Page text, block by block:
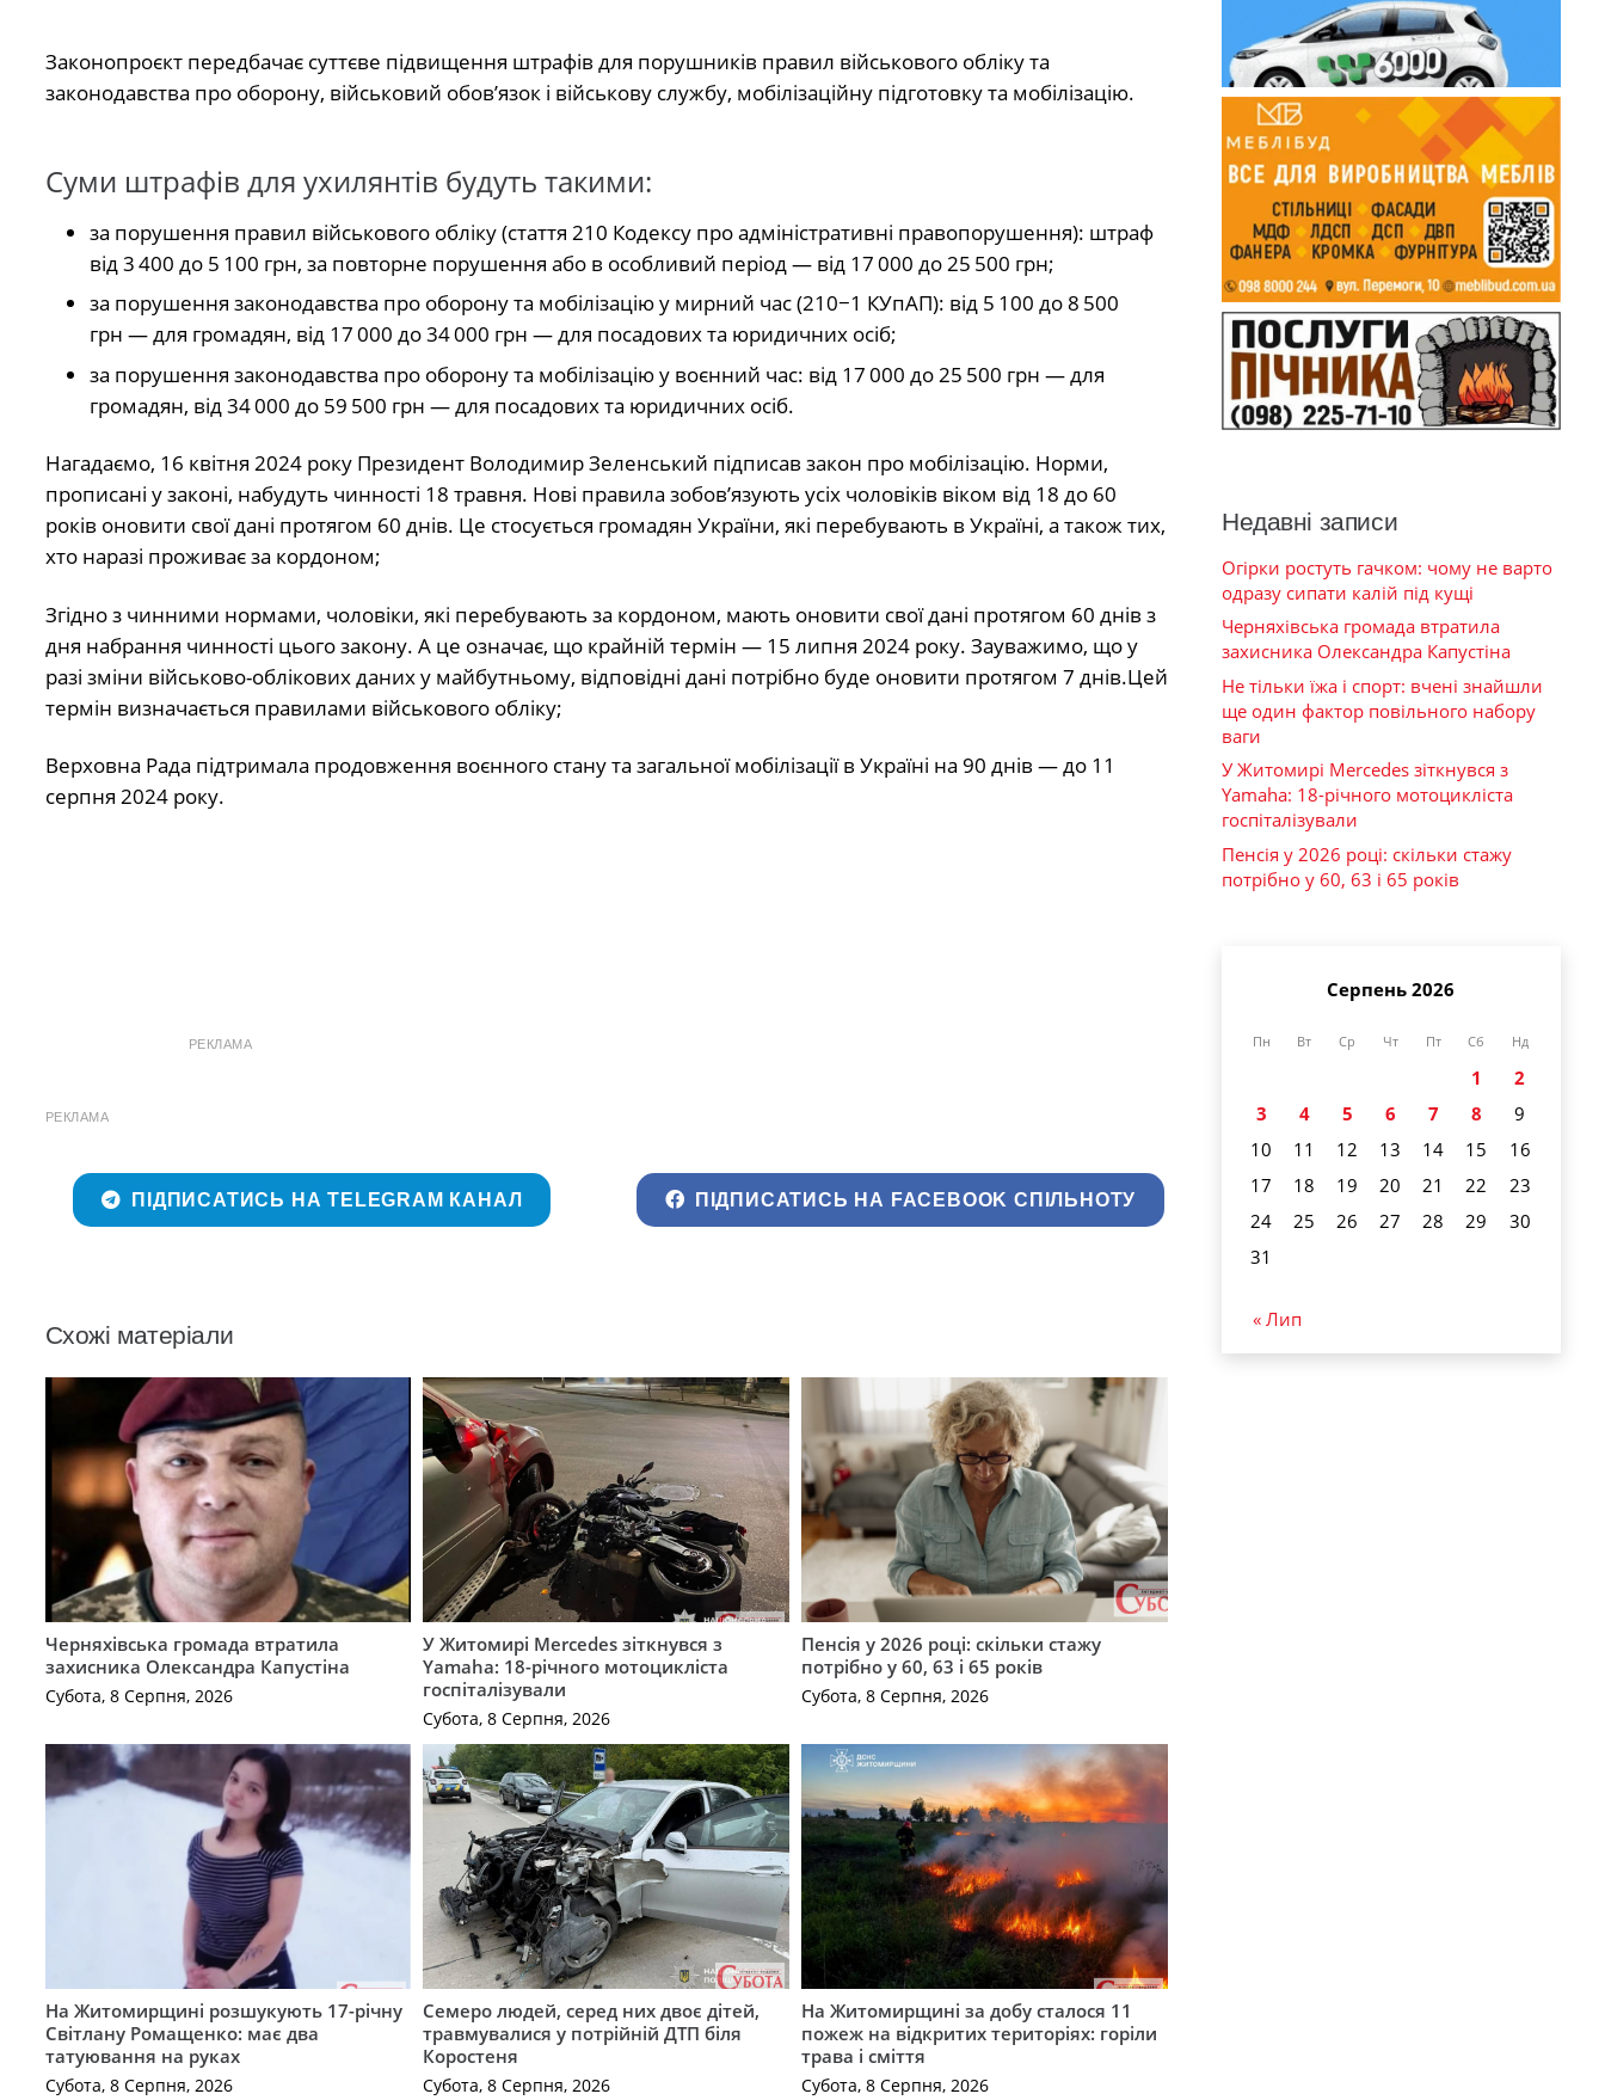
Законопроєкт передбачає суттєве підвищення штрафів для порушників правил військового обліку та
законодавства про оборону, військовий обов’язок і військову службу, мобілізаційну підготовку та мобілізацію.
Суми штрафів для ухилянтів будуть такими:
за порушення правил військового обліку (стаття 210 Кодексу про адміністративні правопорушення): штраф
від 3 400 до 5 100 грн, за повторне порушення або в особливий період — від 17 000 до 25 500 грн;
за порушення законодавства про оборону та мобілізацію у мирний час (210−1 КУпАП): від 5 100 до 8 500
грн — для громадян, від 17 000 до 34 000 грн — для посадових та юридичних осіб;
за порушення законодавства про оборону та мобілізацію у воєнний час: від 17 000 до 25 500 грн — для
громадян, від 34 000 до 59 500 грн — для посадових та юридичних осіб.
Нагадаємо, 16 квітня 2024 року Президент Володимир Зеленський підписав закон про мобілізацію. Норми,
прописані у законі, набудуть чинності 18 травня. Нові правила зобов’язують усіх чоловіків віком від 18 до 60
років оновити свої дані протягом 60 днів. Це стосується громадян України, які перебувають в Україні, а також тих,
хто наразі проживає за кордоном;
Згідно з чинними нормами, чоловіки, які перебувають за кордоном, мають оновити свої дані протягом 60 днів з
дня набрання чинності цього закону. А це означає, що крайній термін — 15 липня 2024 року. Зауважимо, що у
разі зміни військово-облікових даних у майбутньому, відповідні дані потрібно буде оновити протягом 7 днів.Цей
термін визначається правилами військового обліку;
Верховна Рада підтримала продовження воєнного стану та загальної мобілізації в Україні на 90 днів — до 11
серпня 2024 року.
РЕКЛАМА
РЕКЛАМА
ПІДПИСАТИСЬ НА TELEGRAM КАНАЛ ПІДПИСАТИСЬ НА FACEBOOK СПІЛЬНОТУ
Схожі матеріали
Черняхівська громада втратила
захисника Олександра Капустіна
Субота, 8 Серпня, 2026
У Житомирі Mercedes зіткнувся з
Yamaha: 18-річного мотоцикліста
госпіталізували
Субота, 8 Серпня, 2026
Пенсія у 2026 році: скільки стажу
потрібно у 60, 63 і 65 років
Субота, 8 Серпня, 2026
На Житомирщині розшукують 17-річну
Світлану Ромащенко: має два
татуювання на руках
Субота, 8 Серпня, 2026
Семеро людей, серед них двоє дітей,
травмувалися у потрійній ДТП біля
Коростеня
Субота, 8 Серпня, 2026
На Житомирщині за добу сталося 11
пожеж на відкритих територіях: горіли
трава і сміття
Субота, 8 Серпня, 2026
Недавні записи
Огірки ростуть гачком: чому не варто
одразу сипати калій під кущі
Черняхівська громада втратила
захисника Олександра Капустіна
Не тільки їжа і спорт: вчені знайшли
ще один фактор повільного набору
ваги
У Житомирі Mercedes зіткнувся з
Yamaha: 18-річного мотоцикліста
госпіталізували
Пенсія у 2026 році: скільки стажу
потрібно у 60, 63 і 65 років
Серпень 2026
Пн Вт Ср Чт Пт Сб Нд
1
2
3
4 5 6 7 8
9
10
11 12 13 14 15
16
17
18 19 20 21 22
23
24
25 26 27 28 29
30
31
« Лип